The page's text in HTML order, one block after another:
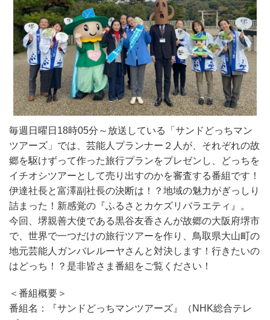
毎週日曜日18時05分～放送している「サンドどっちマン
ツアーズ」では、芸能人プランナー２人が、それぞれの故
郷を駆けずって作った旅行プランをプレゼンし、どっちを
イチオシツアーとして売り出すのかを審査する番組です！
伊達社長と富澤副社長の決断は！？地域の魅力がぎっしり
詰まった！新感覚の『ふるさとカケズリバラエティ』。
今回、堺親善大使である黒谷友香さんが故郷の大阪府堺市
で、世界で一つだけの旅行ツアーを作り、鳥取県大山町の
地元芸能人ガンバレルーヤさんと対決します！行きたいの
はどっち！？是非皆さま番組をご覧ください！
＜番組概要＞
番組名：『サンドどっちマンツアーズ』（NHK総合テレ